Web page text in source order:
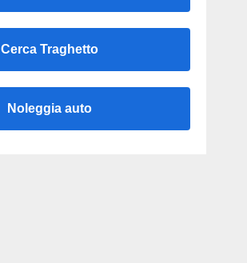
Cerca Traghetto
Noleggia auto